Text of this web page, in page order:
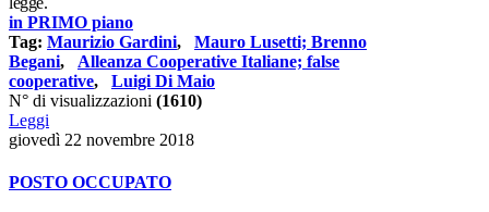
in PRIMO piano
Tag: Maurizio Gardini, Mauro Lusetti; Brenno
Begani, Alleanza Cooperative Italiane; false
cooperative, Luigi Di Maio
N° di visualizzazioni (1610)
Leggi
giovedì 22 novembre 2018
POSTO OCCUPATO